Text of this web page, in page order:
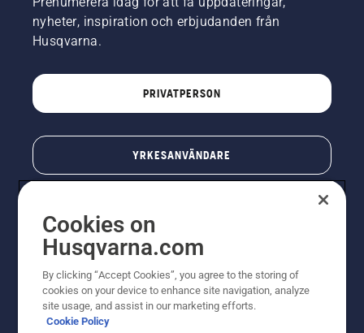
nyheter, inspiration och erbjudanden från
Husqvarna.
PRIVATPERSON
YRKESANVÄNDARE
© Husqvarna AB (publ). All rights reserved. Priserna
Cookies on
Husqvarna.com
By clicking “Accept Cookies”, you agree to the storing of
cookies on your device to enhance site navigation, analyze
site usage, and assist in our marketing efforts.
Cookie Policy